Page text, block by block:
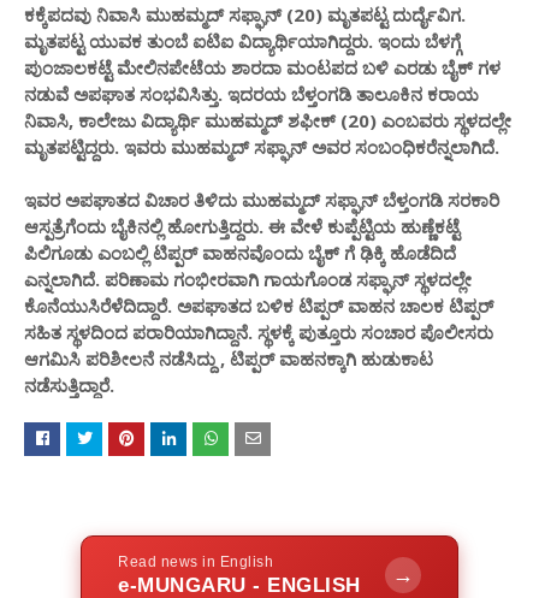
ಕಕ್ಕೆಪದವು ನಿವಾಸಿ ಮುಹಮ್ಮದ್ ಸಫ್ಘಾನ್ (20) ಮೃತಪಟ್ಟ ದುರ್ದೈವಿಗ.
ಮೃತಪಟ್ಟ ಯುವಕ ತುಂಬೆ ಐಟಿಐ ವಿದ್ಯಾರ್ಥಿಯಾಗಿದ್ದರು. ಇಂದು ಬೆಳಗ್ಗೆ
ಪುಂಜಾಲಕಟ್ಟೆ ಮೇಲಿನಪೇಟೆಯ ಶಾರದಾ ಮಂಟಪದ ಬಳಿ ಎರಡು ಬೈಕ್ ಗಳ
ನಡುವೆ ಅಪಘಾತ ಸಂಭವಿಸಿತ್ತು. ಇದರಯ ಬೆಳ್ತಂಗಡಿ ತಾಲೂಕಿನ ಕರಾಯ
ನಿವಾಸಿ, ಕಾಲೇಜು ವಿದ್ಯಾರ್ಥಿ ಮುಹಮ್ಮದ್ ಶಫೀಕ್ (20) ಎಂಬವರು ಸ್ಥಳದಲ್ಲೇ
ಮೃತಪಟ್ಟಿದ್ದರು. ಇವರು ಮುಹಮ್ಮದ್ ಸಫ್ಘಾನ್ ಅವರ ಸಂಬಂಧಿಕರೆನ್ನಲಾಗಿದೆ.
ಇವರ ಅಪಘಾತದ ವಿಚಾರ ತಿಳಿದು ಮುಹಮ್ಮದ್ ಸಫ್ಘಾನ್ ಬೆಳ್ತಂಗಡಿ ಸರಕಾರಿ
ಆಸ್ಪತ್ರೆಗೆಂದು ಬೈಕಿನಲ್ಲಿ ಹೋಗುತ್ತಿದ್ದರು. ಈ ವೇಳೆ ಕುಪ್ಪೆಟ್ಟಿಯ ಹುಣ್ಣೆಕಟ್ಟೆ
ಪಿಲಿಗೂಡು ಎಂಬಲ್ಲಿ ಟಿಪ್ಪರ್ ವಾಹನವೊಂದು ಬೈಕ್ ಗೆ ಢಿಕ್ಕಿ ಹೊಡೆದಿದೆ
ಎನ್ನಲಾಗಿದೆ. ಪರಿಣಾಮ ಗಂಭೀರವಾಗಿ ಗಾಯಗೊಂಡ ಸಫ್ಘಾನ್ ಸ್ಥಳದಲ್ಲೇ
ಕೊನೆಯುಸಿರೆಳೆದಿದ್ದಾರೆ. ಅಪಘಾತದ ಬಳಿಕ ಟಿಪ್ಪರ್ ವಾಹನ ಚಾಲಕ ಟಿಪ್ಪರ್
ಸಹಿತ ಸ್ಥಳದಿಂದ ಪರಾರಿಯಾಗಿದ್ದಾನೆ. ಸ್ಥಳಕ್ಕೆ ಪುತ್ತೂರು ಸಂಚಾರ ಪೊಲೀಸರು
ಆಗಮಿಸಿ ಪರಿಶೀಲನೆ ನಡೆಸಿದ್ದು , ಟಿಪ್ಪರ್ ವಾಹನಕ್ಕಾಗಿ ಹುಡುಕಾಟ
ನಡೆಸುತ್ತಿದ್ದಾರೆ.
Read news in English
e-MUNGARU - ENGLISH →